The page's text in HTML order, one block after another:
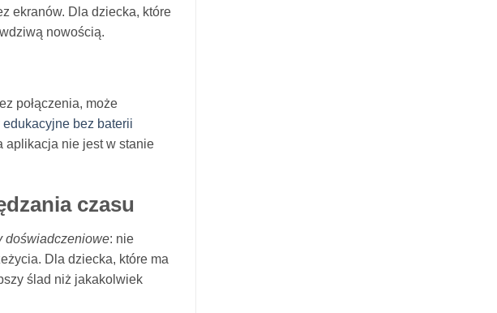
ekranów. Dla dziecka, które
nowością.
połączenia, może
edukacyjne bez baterii
aplikacja nie jest w stanie
czasu
doświadczeniowe: nie
Dla dziecka, które ma
ślad niż jakakolwiek